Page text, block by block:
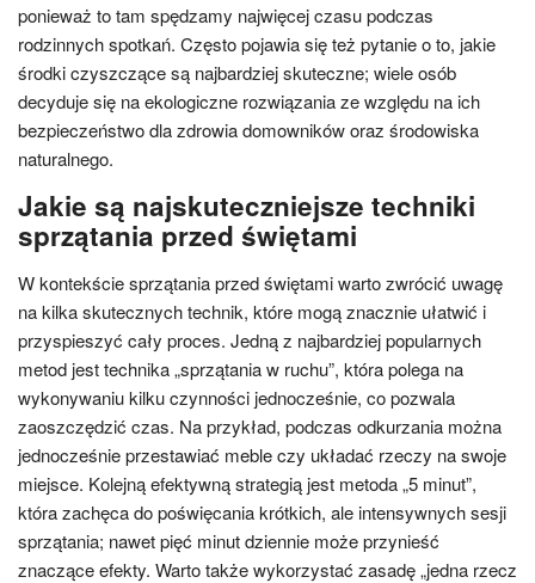
ponieważ to tam spędzamy najwięcej czasu podczas
rodzinnych spotkań. Często pojawia się też pytanie o to, jakie
środki czyszczące są najbardziej skuteczne; wiele osób
decyduje się na ekologiczne rozwiązania ze względu na ich
bezpieczeństwo dla zdrowia domowników oraz środowiska
naturalnego.
Jakie są najskuteczniejsze techniki
sprzątania przed świętami
W kontekście sprzątania przed świętami warto zwrócić uwagę
na kilka skutecznych technik, które mogą znacznie ułatwić i
przyspieszyć cały proces. Jedną z najbardziej popularnych
metod jest technika „sprzątania w ruchu”, która polega na
wykonywaniu kilku czynności jednocześnie, co pozwala
zaoszczędzić czas. Na przykład, podczas odkurzania można
jednocześnie przestawiać meble czy układać rzeczy na swoje
miejsce. Kolejną efektywną strategią jest metoda „5 minut”,
która zachęca do poświęcania krótkich, ale intensywnych sesji
sprzątania; nawet pięć minut dziennie może przynieść
znaczące efekty. Warto także wykorzystać zasadę „jedna rzecz